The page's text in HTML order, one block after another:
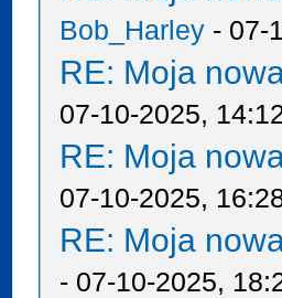
Bob_Harley - 07-
RE: Moja
07-10-2025,
RE: Moja
07-10-2025,
RE: Moja
- 07-10-2025,